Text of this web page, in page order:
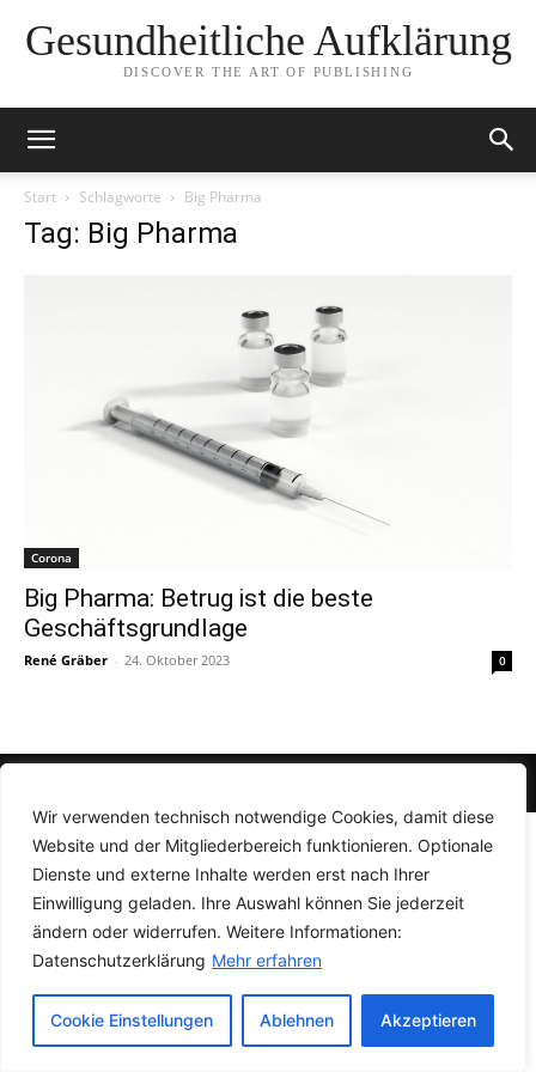
Wir verwenden technisch notwendige Cookies, damit diese
Website und der Mitgliederbereich funktionieren. Optionale
Dienste und externe Inhalte werden erst nach Ihrer
Einwilligung geladen. Ihre Auswahl können Sie jederzeit
ändern oder widerrufen. Weitere Informationen:
Datenschutzerklärung Mehr erfahren
Cookie Einstellungen Ablehnen Akzeptieren
Gesundheitliche Aufklärung
DISCOVER THE ART OF PUBLISHING
Start Schlagworte Big Pharma
Tag: Big Pharma
Corona
Big Pharma: Betrug ist die beste
Geschäftsgrundlage
René Gräber - 24. Oktober 2023 0